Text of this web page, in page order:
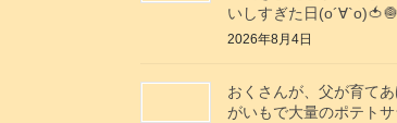
いしすぎた日
2026年8月4日
おくさんが、父が育て
がいもで大量のポテト